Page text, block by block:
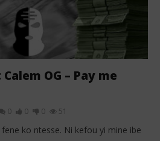
OG – Pay me
0 0 0 51
ko ntesse. Ni kefou yi mine ibe